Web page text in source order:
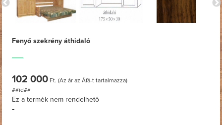
Fenyő szekrény áthidaló
102 000 Ft. (Az ár az Áfá-t tartalmazza)
##id##
Ez a termék nem rendelhető
-